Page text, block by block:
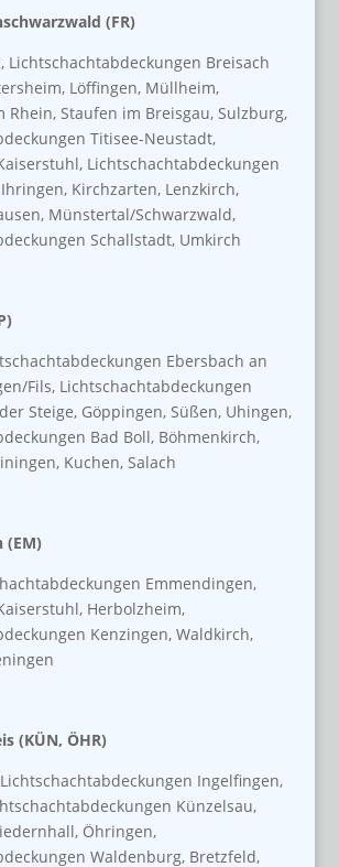
(FR)
Lichtschachtabdeckungen Breisach
Löffingen, Müllheim,
Rhein, Staufen im Breisgau, Sulzburg,
Titisee-Neustadt,
Lichtschachtabdeckungen
Kirchzarten, Lenzkirch,
Münstertal/Schwarzwald,
Schallstadt, Umkirch
Ebersbach an
Fils, Lichtschachtabdeckungen
Steige, Göppingen, Süßen, Uhingen,
Bad Boll, Böhmenkirch,
Kuchen, Salach
(EM)
Emmendingen,
Herbolzheim,
Kenzingen, Waldkirch,
(KÜN, ÖHR)
Ingelfingen,
Künzelsau,
Öhringen,
Waldenburg, Bretzfeld,